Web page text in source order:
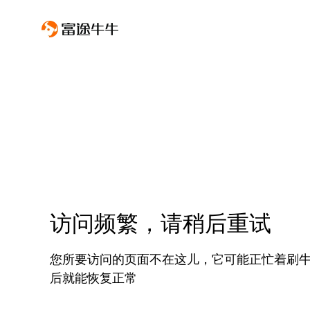
访问频繁，请稍后重试
您所要访问的页面不在这儿，它可能正忙着刷
后就能恢复正常